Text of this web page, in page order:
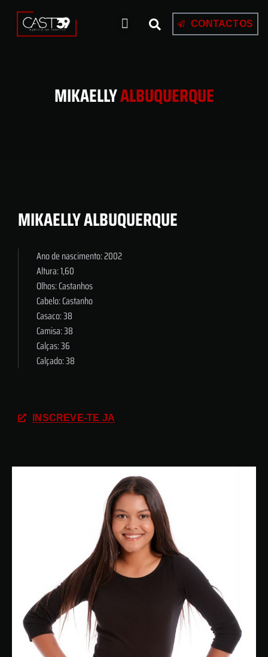
CONTACTOS
MIKAELLYALBUQUERQUE
MIKAELLY ALBUQUERQUE
Ano de nascimento: 2002
Altura: 1,60
Olhos: Castanhos
Cabelo: Castanho
Casaco: 38
Camisa: 38
Calças: 36
Calçado: 38
INSCREVE-TE JÁ